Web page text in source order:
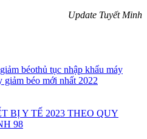
Update Tuyết Minh
béothủ tục nhập khẩu máy
giảm béo mới nhất 2022
BỊ Y TẾ 2023 THEO QUY
98